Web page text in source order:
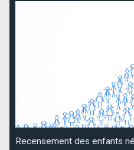
Recensement des enfants